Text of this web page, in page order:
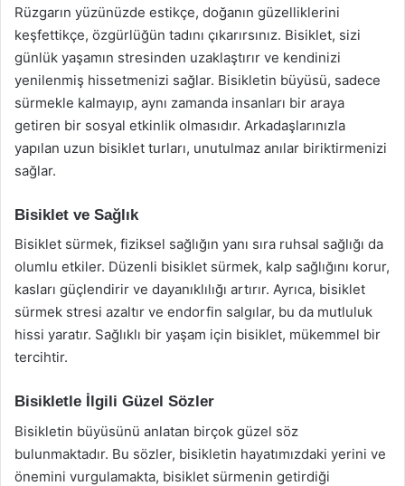
Rüzgarın yüzünüzde estikçe, doğanın güzelliklerini
keşfettikçe, özgürlüğün tadını çıkarırsınız. Bisiklet, sizi
günlük yaşamın stresinden uzaklaştırır ve kendinizi
yenilenmiş hissetmenizi sağlar. Bisikletin büyüsü, sadece
sürmekle kalmayıp, aynı zamanda insanları bir araya
getiren bir sosyal etkinlik olmasıdır. Arkadaşlarınızla
yapılan uzun bisiklet turları, unutulmaz anılar biriktirmenizi
sağlar.
Bisiklet ve Sağlık
Bisiklet sürmek, fiziksel sağlığın yanı sıra ruhsal sağlığı da
olumlu etkiler. Düzenli bisiklet sürmek, kalp sağlığını korur,
kasları güçlendirir ve dayanıklılığı artırır. Ayrıca, bisiklet
sürmek stresi azaltır ve endorfin salgılar, bu da mutluluk
hissi yaratır. Sağlıklı bir yaşam için bisiklet, mükemmel bir
tercihtir.
Bisikletle İlgili Güzel Sözler
Bisikletin büyüsünü anlatan birçok güzel söz
bulunmaktadır. Bu sözler, bisikletin hayatımızdaki yerini ve
önemini vurgulamakta, bisiklet sürmenin getirdiği